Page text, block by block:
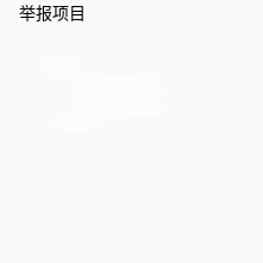
举报项目